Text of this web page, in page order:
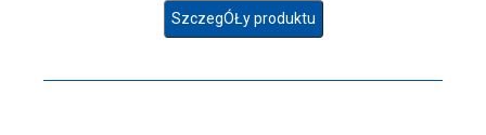
SzczegÓŁy produktu